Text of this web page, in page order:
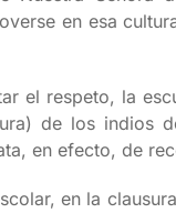
en esa
el respeto, la
de los indios
en efecto, de
en la